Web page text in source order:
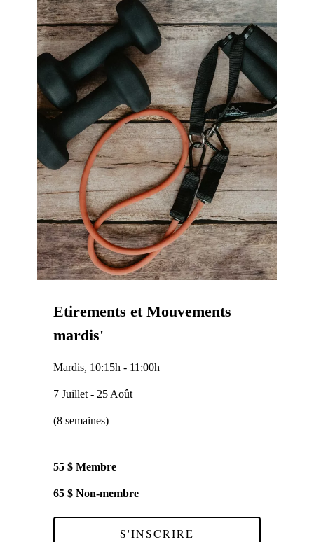
Etirements et Mouvements
mardis'
Mardis, 10:15h - 11:00h
7 Juillet - 25 Août
(8 semaines)
55 $ Membre
65 $ Non-membre
S'INSCRIRE